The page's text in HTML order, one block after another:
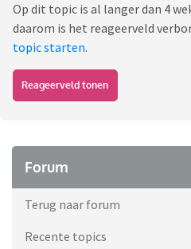
Op dit topic is al langer dan 4
daarom is het reageerveld
topic starten.
Reageerveld tonen
Forum
Terug naar forum
Recente topics